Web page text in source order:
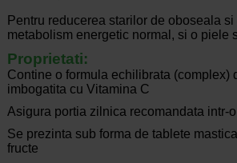
Pentru reducerea starilor de oboseala
metabolism energetic normal, si o piele
Proprietati:
Contine o formula echilibrata (complex)
imbogatita cu Vitamina C
Asigura portia zilnica recomandata intr-
Se prezinta sub forma de tablete
fructe